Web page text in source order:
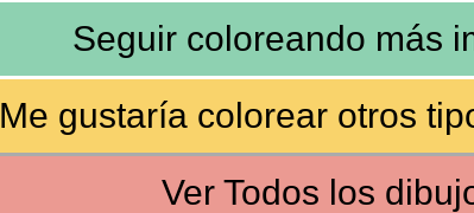
Seguir coloreando más
Me gustaría colorear otros
Ver Todos los